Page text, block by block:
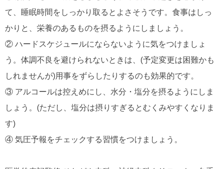
て、睡眠時間をしっかり取るとよさそうです。食事はしっ
かりと、栄養のあるものを摂るようにしましょう。
② ハードスケジュールにならないように気をつけましょ
う。体調不良を避けられないときは、(予定変更は困難かも
しれませんが)用事をずらしたりするのも効果的です。
③ アルコールは控えめにし、水分・塩分を摂るようにしま
しょう。(ただし、塩分は摂りすぎるとむくみやすくなりま
す)
④ 気圧予報をチェックする習慣をつけましょう。